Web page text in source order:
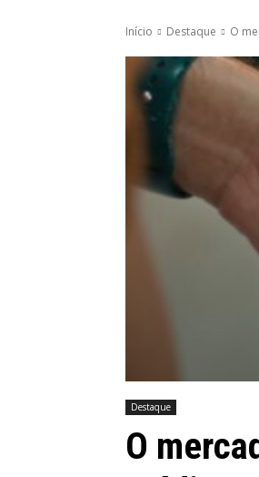
Início Destaque O
Destaque
O